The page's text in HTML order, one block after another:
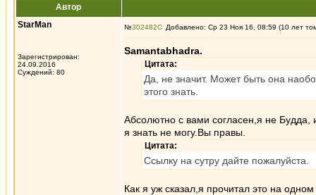
Автор
StarMan
Зарегистрирован:
24.09.2016
Суждений: 80
№302482 Добавлено: Ср 23 Ноя 16, 08:59 (10 лет
Samantabhadra.
Цитата:
Да, не значит. Может быть она
этого знать.
Абсолютно с вами согласен,я не Будда,
я знать не могу.Вы правы.
Цитата:
Ссылку на сутру дайте пожалуйста.
Как я уж сказал,я прочитал это на